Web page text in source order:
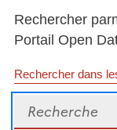
Rechercher
Portail Open
Rechercher dans
Recherche